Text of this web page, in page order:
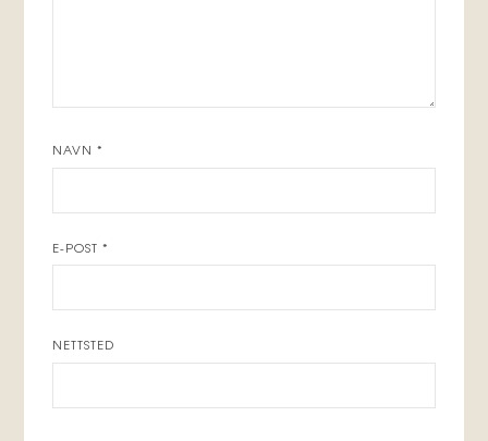
NAVN*
E-POST*
NETTSTED